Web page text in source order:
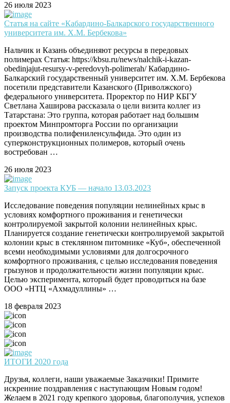
26 июля 2023
Статья на сайте «Кабардино-Балкарского государственного
университета им. Х.М. Бербекова»
Нальчик и Казань объединяют ресурсы в передовых
полимерах Статья: https://kbsu.ru/news/nalchik-i-kazan-
obedinjajut-resursy-v-peredovyh-polimerah/ Кабардино-
Балкарский государственный университет им. Х.М. Бербекова
посетили представители Казанского (Приволжского)
федерального университета. Проректор по НИР КБГУ
Светлана Хаширова рассказала о цели визита коллег из
Татарстана: Это группа, которая работает над большим
проектом Минпромторга России по организации
производства полифениленсульфида. Это один из
суперконструкционных полимеров, который очень
востребован …
26 июля 2023
Запуск проекта КУБ — начало 13.03.2023
Исследование поведения популяции нелинейных крыс в
условиях комфортного проживания и генетически
контролируемой закрытой колонии нелинейных крыс.
Планируется создание генетически контролируемой закрытой
колонии крыс в стеклянном питомнике «Куб», обеспеченной
всеми необходимыми условиями для долгосрочного
комфортного проживания, с целью исследования поведения
грызунов и продолжительности жизни популяции крыс.
Целью эксперимента, который будет проводиться на базе
ООО «НТЦ «Ахмадуллины» …
18 февраля 2023
ИТОГИ 2020 года
Друзья, коллеги, наши уважаемые Заказчики! Примите
искренние поздравления с наступающим Новым годом!
Желаем в 2021 году крепкого здоровья, благополучия, успехов